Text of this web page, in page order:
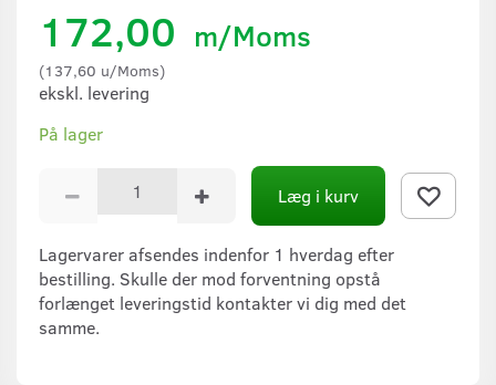
172,00 m/Moms
(137,60 u/Moms)
ekskl. levering
På lager
Læg i kurv
Lagervarer afsendes indenfor 1 hverdag efter
bestilling. Skulle der mod forventning opstå
forlænget leveringstid kontakter vi dig med det
samme.